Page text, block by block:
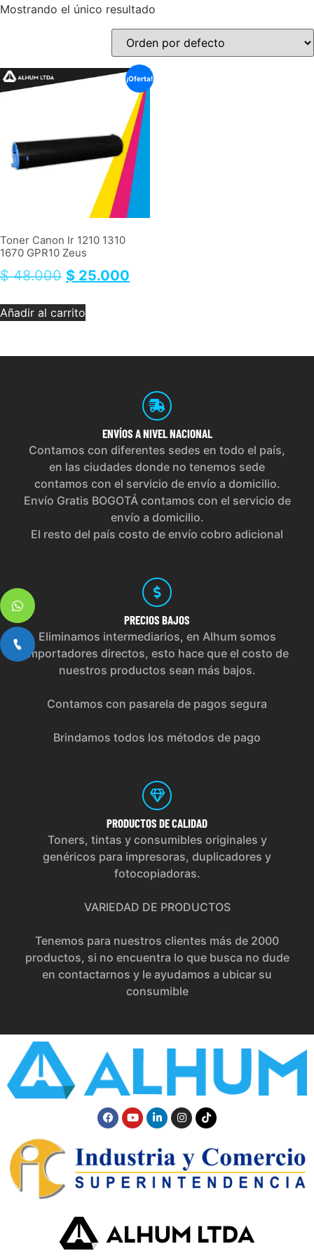
Mostrando el único resultado
¡Oferta!
Toner Canon Ir 1210 1310
1670 GPR10 Zeus
$48.000 $ 25.000
Añadir al carrito
ENVÍOS A NIVEL NACIONAL
Contamos con diferentes sedes en todo el país,
en las ciudades donde no tenemos sede
contamos con el servicio de envío a domicilio.
Envío Gratis BOGOTÁ contamos con el servicio de
envío a domicilio.
El resto del país costo de envío cobro adicional
PRECIOS BAJOS
Eliminamos intermediarios, en Alhum somos
importadores directos, esto hace que el costo de
nuestros productos sean más bajos.
Contamos con pasarela de pagos segura
Brindamos todos los métodos de pago
PRODUCTOS DE CALIDAD
Toners, tintas y consumibles originales y
genéricos para impresoras, duplicadores y
fotocopiadoras.
VARIEDAD DE PRODUCTOS
Tenemos para nuestros clientes más de 2000
productos, si no encuentra lo que busca no dude
en contactarnos y le ayudamos a ubicar su
consumible